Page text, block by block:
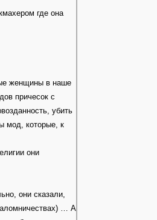
где она
женщины в наше
причесок с
убить
мод, которые, к
они
они сказали,
… А